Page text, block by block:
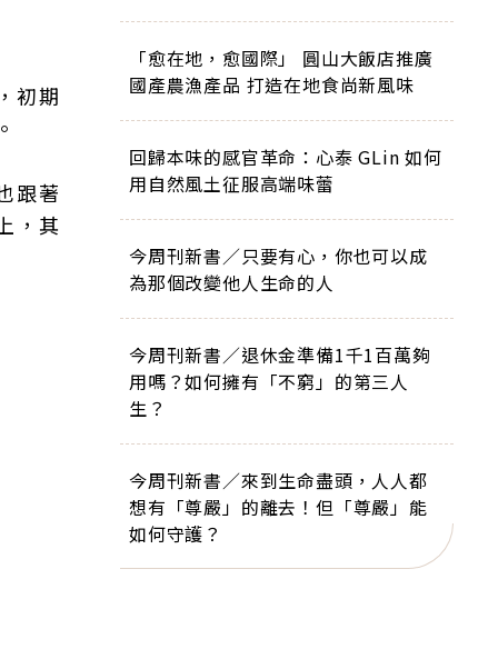
初期
跟著
，其
「愈在地，愈國際」 圓山大飯店推廣
國產農漁產品 打造在地食尚新風味
回歸本味的感官革命：心泰 GLin 如何
用自然風土征服高端味蕾
今周刊新書／只要有心，你也可以成
為那個改變他人生命的人
今周刊新書／退休金準備1千1百萬夠
用嗎？如何擁有「不窮」的第三人
生？
今周刊新書／來到生命盡頭，人人都
想有「尊嚴」的離去！但「尊嚴」能
如何守護？